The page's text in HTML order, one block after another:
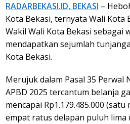
RADARBEKASI.ID, BEKASI –
Kota Bekasi, ternyata Wali Kota
Wakil Wali Kota Bekasi sebagai
mendapatkan sejumlah
Kota Bekasi.
Merujuk dalam Pasal 35 Perwal
APBD 2025 tercantum belanja
mencapai Rp1.179.485.000
empat ratus delapan puluh lima